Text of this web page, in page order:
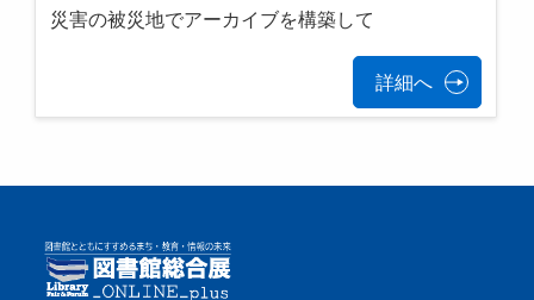
災害の被災地でアーカイブを構築して
詳細へ